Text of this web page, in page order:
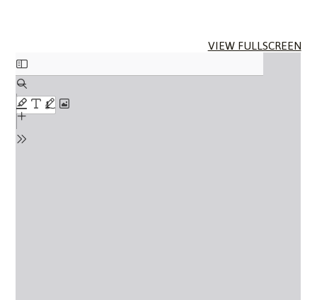
VIEW FULLSCREEN
AL
CONTENIDO
DEL
PDF